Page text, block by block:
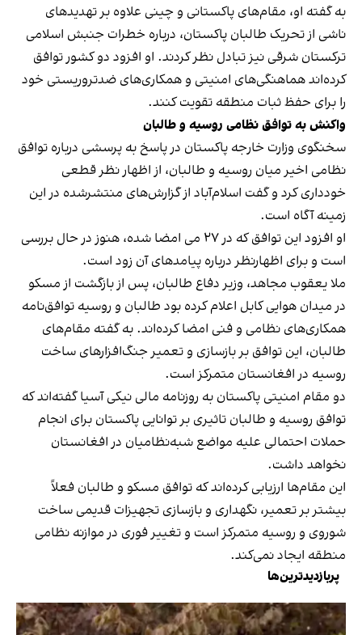
به گفته او، مقام‌های پاکستانی و چینی علاوه بر تهدیدهای
ناشی از تحریک طالبان پاکستان، درباره خطرات جنبش اسلامی
ترکستان شرقی نیز تبادل نظر کردند. او افزود دو کشور توافق
کرده‌اند هماهنگی‌های امنیتی و همکاری‌های ضدتروریستی خود
را برای حفظ ثبات منطقه تقویت کنند.
واکنش به توافق نظامی روسیه و طالبان
سخنگوی وزارت خارجه پاکستان در پاسخ به پرسشی درباره توافق
نظامی اخیر میان روسیه و طالبان، از اظهار نظر قطعی
خودداری کرد و گفت اسلام‌آباد از گزارش‌های منتشرشده در این
زمینه آگاه است.
او افزود این توافق که در ۲۷ می امضا شده، هنوز در حال بررسی
است و برای اظهارنظر درباره پیامدهای آن زود است.
ملا یعقوب مجاهد، وزیر دفاع طالبان، پس از بازگشت از مسکو
در میدان هوایی کابل اعلام کرده بود طالبان و روسیه توافق‌نامه
همکاری‌های نظامی و فنی امضا کرده‌اند. به گفته مقام‌های
طالبان، این توافق بر بازسازی و تعمیر جنگ‌افزارهای ساخت
روسیه در افغانستان متمرکز است.
دو مقام امنیتی پاکستان به روزنامه مالی نیکی آسیا گفته‌اند که
توافق روسیه و طالبان تاثیری بر توانایی پاکستان برای انجام
حملات احتمالی علیه مواضع شبه‌نظامیان در افغانستان
نخواهد داشت.
این مقام‌ها ارزیابی کرده‌اند که توافق مسکو و طالبان فعلاً
بیشتر بر تعمیر، نگهداری و بازسازی تجهیزات قدیمی ساخت
شوروی و روسیه متمرکز است و تغییر فوری در موازنه نظامی
منطقه ایجاد نمی‌کند.
پربازدیدترین‌ها